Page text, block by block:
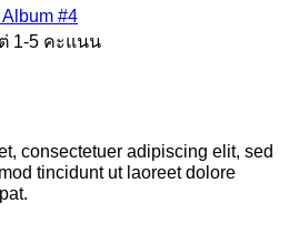
#4
1-5 คะแนน
consectetuer adipiscing elit, sed
tincidunt ut laoreet dolore